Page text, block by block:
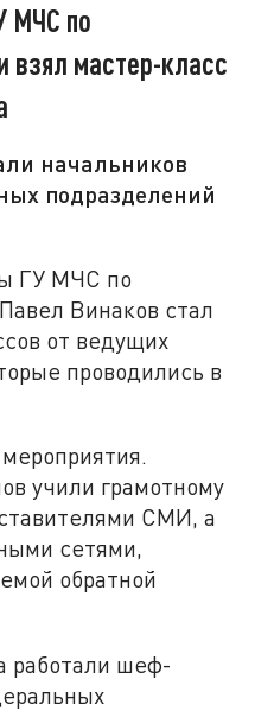
МЧС по
взял мастер-класс
начальников
подразделений
ГУ МЧС по
Винаков стал
от ведущих
проводились в
учили грамотному
СМИ, а
сетями,
обратной
работали шеф-